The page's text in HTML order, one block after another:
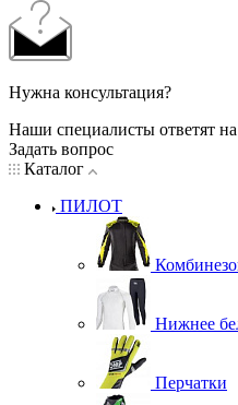
Нужна консультация?
Наши специалисты ответят
Задать вопрос
Каталог
ПИЛОТ
Нижнее
Перчатки